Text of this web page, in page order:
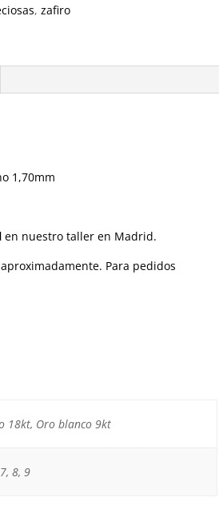
,zafiro
1,70mm
en nuestro taller en Madrid.
Para pedidos
18kt, Oro blanco 9kt
8, 9